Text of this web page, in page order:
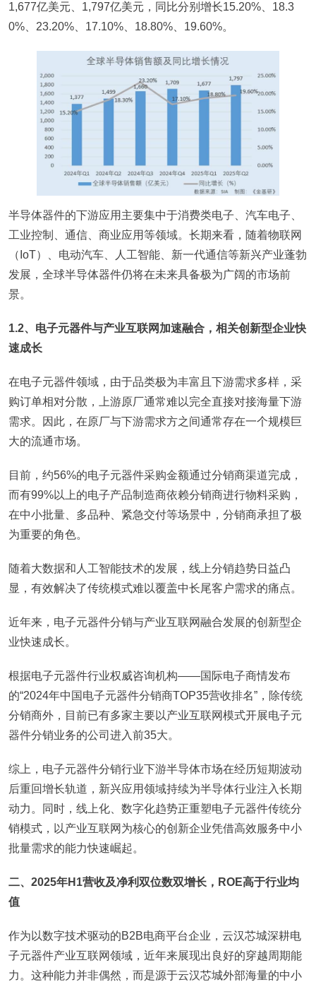
1,677亿美元、1,797亿美元，同比分别增长15.20%、18.3
0%、23.20%、17.10%、18.80%、19.60%。
半导体器件的下游应用主要集中于消费类电子、汽车电子、
工业控制、通信、商业应用等领域。长期来看，随着物联网
（IoT）、电动汽车、人工智能、新一代通信等新兴产业蓬勃
发展，全球半导体器件仍将在未来具备极为广阔的市场前
景。
1.2、电子元器件与产业互联网加速融合，相关创新型企业快
速成长
在电子元器件领域，由于品类极为丰富且下游需求多样，采
购订单相对分散，上游原厂通常难以完全直接对接海量下游
需求。因此，在原厂与下游需求方之间通常存在一个规模巨
大的流通市场。
目前，约56%的电子元器件采购金额通过分销商渠道完成，
而有99%以上的电子产品制造商依赖分销商进行物料采购，
在中小批量、多品种、紧急交付等场景中，分销商承担了极
为重要的角色。
随着大数据和人工智能技术的发展，线上分销趋势日益凸
显，有效解决了传统模式难以覆盖中长尾客户需求的痛点。
近年来，电子元器件分销与产业互联网融合发展的创新型企
业快速成长。
根据电子元器件行业权威咨询机构——国际电子商情发布
的“2024年中国电子元器件分销商TOP35营收排名”，除传统
分销商外，目前已有多家主要以产业互联网模式开展电子元
器件分销业务的公司进入前35大。
综上，电子元器件分销行业下游半导体市场在经历短期波动
后重回增长轨道，新兴应用领域持续为半导体行业注入长期
动力。同时，线上化、数字化趋势正重塑电子元器件传统分
销模式，以产业互联网为核心的创新企业凭借高效服务中小
批量需求的能力快速崛起。
二、2025年H1营收及净利双位数双增长，ROE高于行业均
值
作为以数字技术驱动的B2B电商平台企业，云汉芯城深耕电
子元器件产业互联网领域，近年来展现出良好的穿越周期能
力。这种能力并非偶然，而是源于云汉芯城外部海量的中小